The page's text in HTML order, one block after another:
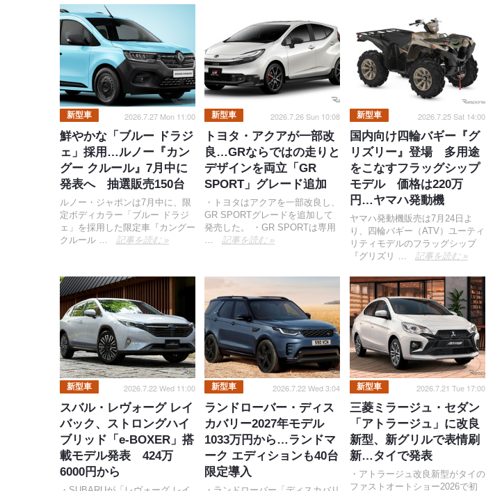
新型車 2026.7.27 Mon 11:00
鮮やかな「ブルー ドラジ
ェ」採用…ルノー『カン
グー クルール』7月中に
発表へ 抽選販売150台
ルノー・ジャポンは7月中に、限
定ボディカラー「ブルー ドラジ
ェ」を採用した限定車『カングー
クルール …
記事を読む »
新型車 2026.7.26 Sun 10:08
トヨタ・アクアが一部改
良…GRならではの走りと
デザインを両立「GR
SPORT」グレード追加
・トヨタはアクアを一部改良し、
GR SPORTグレードを追加して
発売した。 ・GR SPORTは専用
記事を読む »
新型車 2026.7.25 Sat 14:00
国内向け四輪バギー『グ
リズリー』登場 多用途
をこなすフラッグシップ
モデル 価格は220万
円…ヤマハ発動機
ヤマハ発動機販売は7月24日よ
り、四輪バギー（ATV）ユーティ
リティモデルのフラッグシップ
『グリズリ …
記事を読む »
新型車 2026.7.22 Wed 11:00
スバル・レヴォーグ レイ
バック、ストロングハイ
ブリッド「e-BOXER」搭
載モデル発表 424万
6000円から
新型車 2026.7.22 Wed 3:04
ランドローバー・ディス
カバリー2027年モデル
1033万円から…ランドマ
ーク エディションも40台
限定導入
新型車 2026.7.21 Tue 17:00
三菱ミラージュ・セダン
「アトラージュ」に改良
新型、新グリルで表情刷
新…タイで発表
・アトラージュ改良新型がタイの
ファストオートショー2026で初